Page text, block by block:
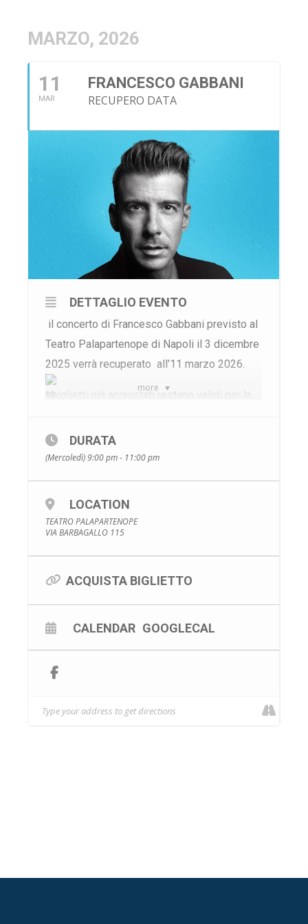
MARZO, 2026
11
MAR
FRANCESCO GABBANI
RECUPERO DATA
more
DETTAGLIO EVENTO
il concerto di Francesco Gabbani previsto al
Teatro Palapartenope di Napoli il 3 dicembre
2025 verrà recuperato all’11 marzo 2026.
I biglietti già acquistati restano validi per la
DURATA
(Mercoledì) 9:00 pm - 11:00 pm
LOCATION
TEATRO PALAPARTENOPE
VIA BARBAGALLO 115
ACQUISTA BIGLIETTO
CALENDAR GOOGLECAL